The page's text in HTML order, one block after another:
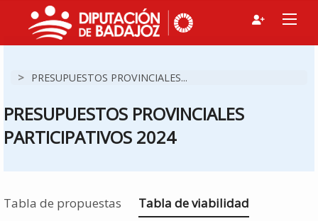
> PRESUPUESTOS PROVINCIALES...
PRESUPUESTOS PROVINCIALES
PARTICIPATIVOS 2024
Tabla de propuestas Estás en
Tabla de viabilidad